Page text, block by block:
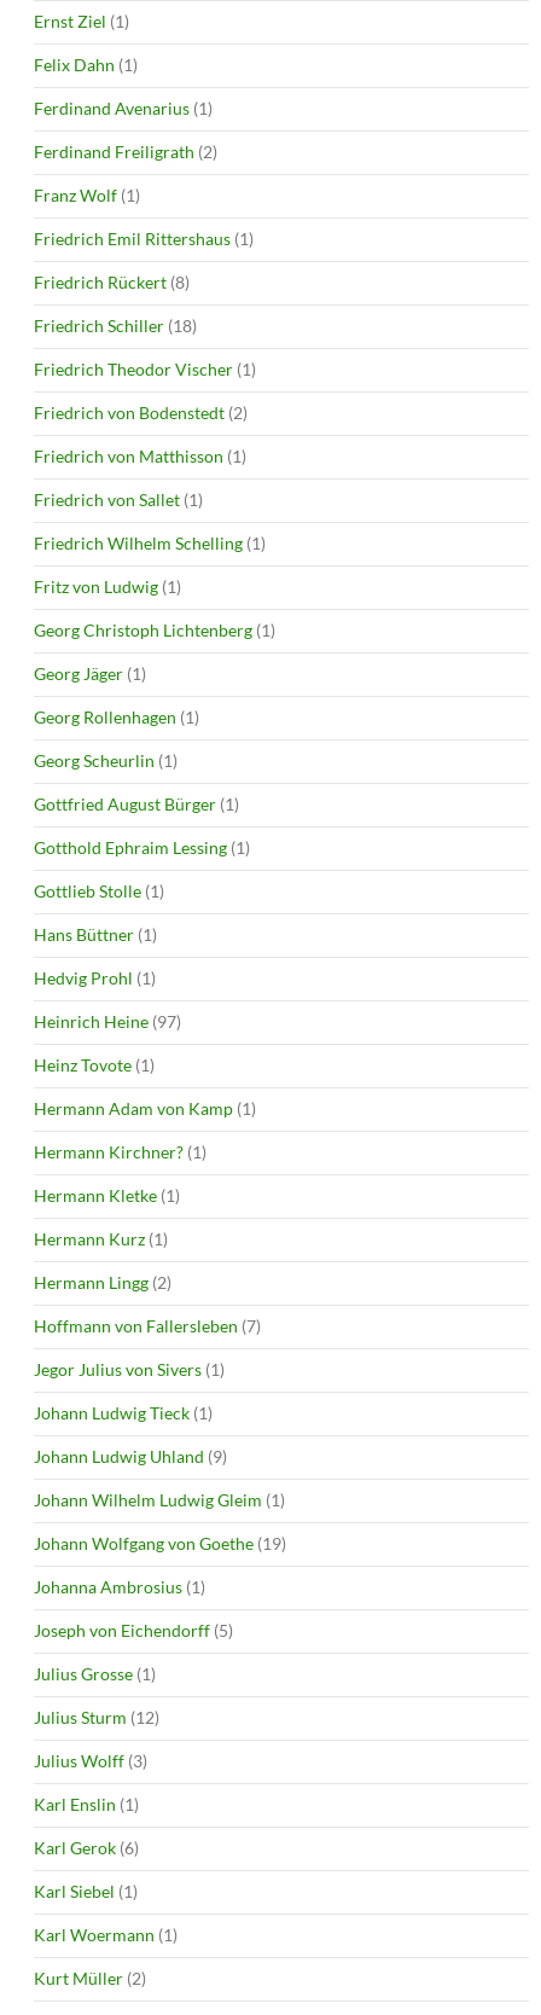
Ernst Ziel (1)
Felix Dahn (1)
Ferdinand Avenarius (1)
Ferdinand Freiligrath (2)
Franz Wolf (1)
Friedrich Emil Rittershaus (1)
Friedrich Rückert (8)
Friedrich Schiller (18)
Friedrich Theodor Vischer (1)
Friedrich von Bodenstedt (2)
Friedrich von Matthisson (1)
Friedrich von Sallet (1)
Friedrich Wilhelm Schelling (1)
Fritz von Ludwig (1)
Georg Christoph Lichtenberg (1)
Georg Jäger (1)
Georg Rollenhagen (1)
Georg Scheurlin (1)
Gottfried August Bürger (1)
Gotthold Ephraim Lessing (1)
Gottlieb Stolle (1)
Hans Büttner (1)
Hedvig Prohl (1)
Heinrich Heine (97)
Heinz Tovote (1)
Hermann Adam von Kamp (1)
Hermann Kirchner? (1)
Hermann Kletke (1)
Hermann Kurz (1)
Hermann Lingg (2)
Hoffmann von Fallersleben (7)
Jegor Julius von Sivers (1)
Johann Ludwig Tieck (1)
Johann Ludwig Uhland (9)
Johann Wilhelm Ludwig Gleim (1)
Johann Wolfgang von Goethe (19)
Johanna Ambrosius (1)
Joseph von Eichendorff (5)
Julius Grosse (1)
Julius Sturm (12)
Julius Wolff (3)
Karl Enslin (1)
Karl Gerok (6)
Karl Siebel (1)
Karl Woermann (1)
Kurt Müller (2)